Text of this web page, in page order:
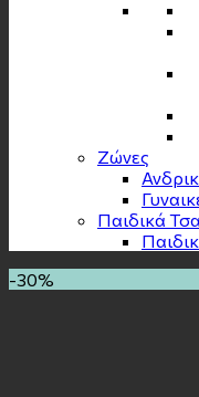
Zώνες
Παιδικά
-30%